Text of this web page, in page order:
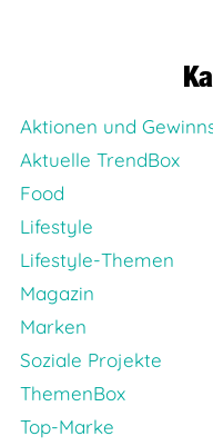
Aktionen und
Aktuelle TrendBox
Food
Lifestyle
Lifestyle-Themen
Magazin
Marken
Soziale Projekte
ThemenBox
Top-Marke